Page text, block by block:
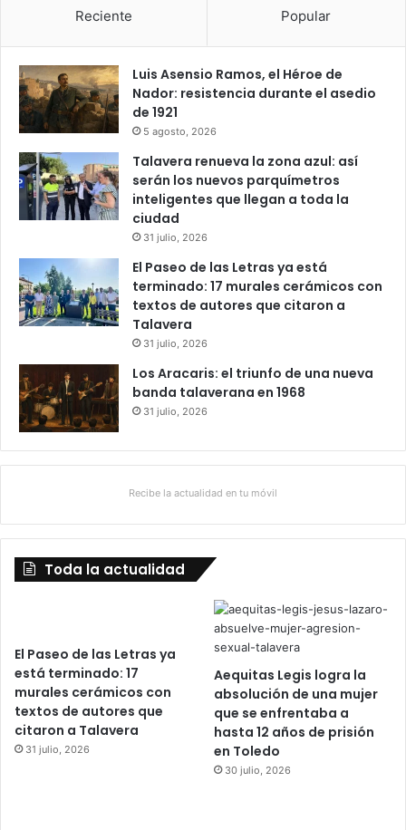
Reciente Popular
Luis Asensio Ramos, el Héroe de
Nador: resistencia durante el asedio
de 1921
5 agosto, 2026
Talavera renueva la zona azul: así
serán los nuevos parquímetros
inteligentes que llegan a toda la
ciudad
31 julio, 2026
El Paseo de las Letras ya está
terminado: 17 murales cerámicos con
textos de autores que citaron a
Talavera
31 julio, 2026
Los Aracaris: el triunfo de una nueva
banda talaverana en 1968
31 julio, 2026
Recibe la actualidad en tu móvil
Toda la actualidad
El Paseo de las Letras ya
está terminado: 17
murales cerámicos con
textos de autores que
citaron a Talavera
31 julio, 2026
Aequitas Legis logra la
absolución de una mujer
que se enfrentaba a
hasta 12 años de prisión
en Toledo
30 julio, 2026